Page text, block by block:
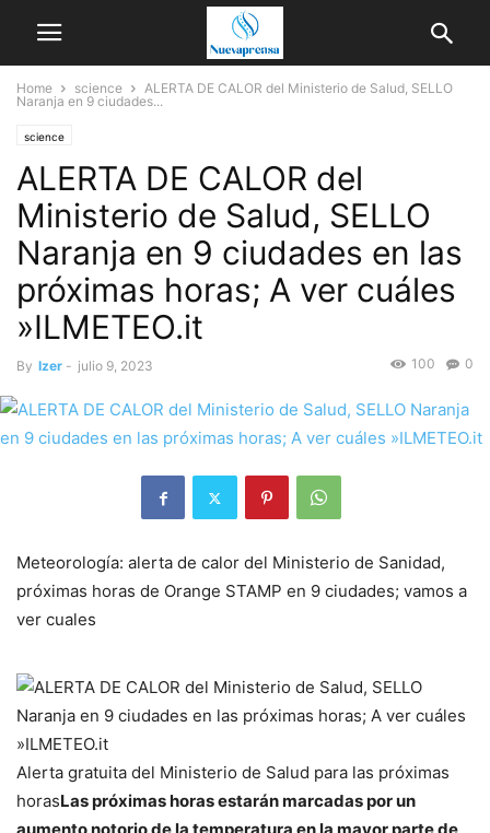
Home science
ALERTA DE CALOR del Ministerio de Salud, SELLO
Naranja en 9 ciudades...
science
ALERTA DE CALOR del
Ministerio de Salud, SELLO
Naranja en 9 ciudades en las
próximas horas; A ver cuáles
»ILMETEO.it
By Izer - julio 9, 2023 0
100
Meteorología: alerta de calor del Ministerio de Sanidad,
próximas horas de Orange STAMP en 9 ciudades; vamos a
ver cuales
Alerta gratuita del Ministerio de Salud para las próximas
horasLas próximas horas estarán marcadas por un